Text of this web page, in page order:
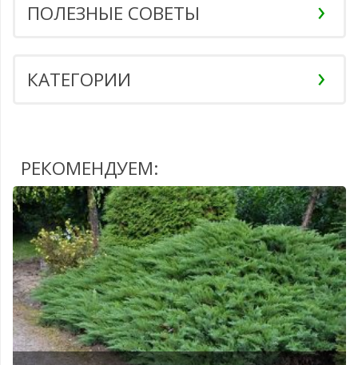
ПОЛЕЗНЫЕ СОВЕТЫ
КАТЕГОРИИ
РЕКОМЕНДУЕМ: